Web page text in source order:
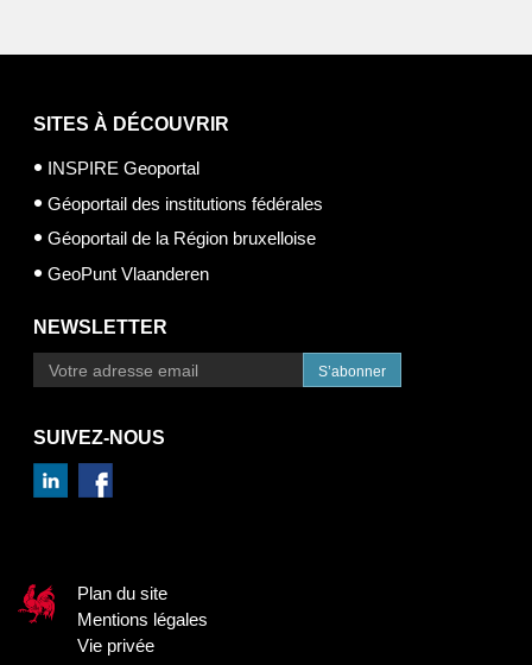
SITES À DÉCOUVRIR
INSPIRE Geoportal
Géoportail des institutions fédérales
Géoportail de la Région bruxelloise
GeoPunt Vlaanderen
NEWSLETTER
S’abonner
SUIVEZ-NOUS
Plan du site
Mentions légales
Vie privée